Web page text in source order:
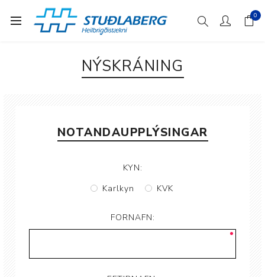
0
NÝSKRÁNING
NOTANDAUPPLÝSINGAR
KYN:
Karlkyn
KVK
FORNAFN: